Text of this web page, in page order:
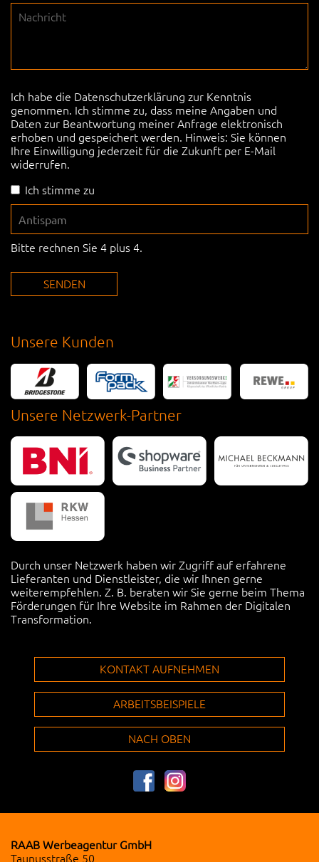
Ich habe die Datenschutzerklärung zur Kenntnis
genommen. Ich stimme zu, dass meine Angaben und
Daten zur Beantwortung meiner Anfrage elektronisch
erhoben und gespeichert werden. Hinweis: Sie können
Ihre Einwilligung jederzeit für die Zukunft per E-Mail
widerrufen.
Ich stimme zu
Bitte rechnen Sie 4 plus 4.
SENDEN
Unsere Kunden
Unsere Netzwerk-Partner
Durch unser Netzwerk haben wir Zugriff auf erfahrene
Lieferanten und Dienstleister, die wir Ihnen gerne
weiterempfehlen. Z. B. beraten wir Sie gerne beim Thema
Förderungen für Ihre Website im Rahmen der Digitalen
Transformation.
KONTAKT AUFNEHMEN
ARBEITSBEISPIELE
NACH OBEN
RAAB Werbeagentur GmbH
Taunusstraße 50